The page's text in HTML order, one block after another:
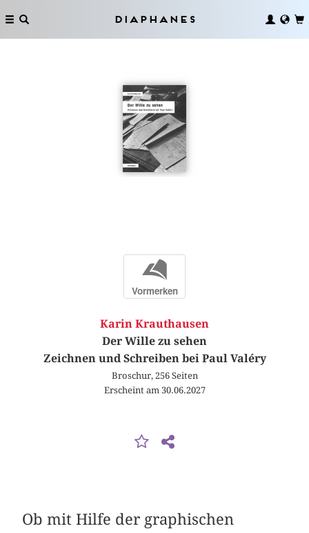
Diaphanes
b
Vormerken
Karin Krauthausen
Der Wille zu sehen
Zeichnen und Schreiben bei Paul Valéry
Broschur, 256 Seiten
Erscheint am 30.06.2027
Ob mit Hilfe der graphischen